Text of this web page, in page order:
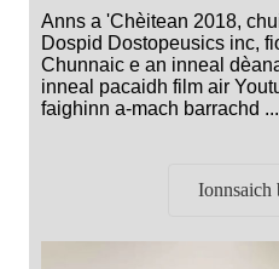
Anns a 'Chèitean 2018,
Dospid Dostopeusics inc,
Chunnaic e an inneal
inneal pacaidh film air
faighinn a-mach barrachd ...
Ionnsaich